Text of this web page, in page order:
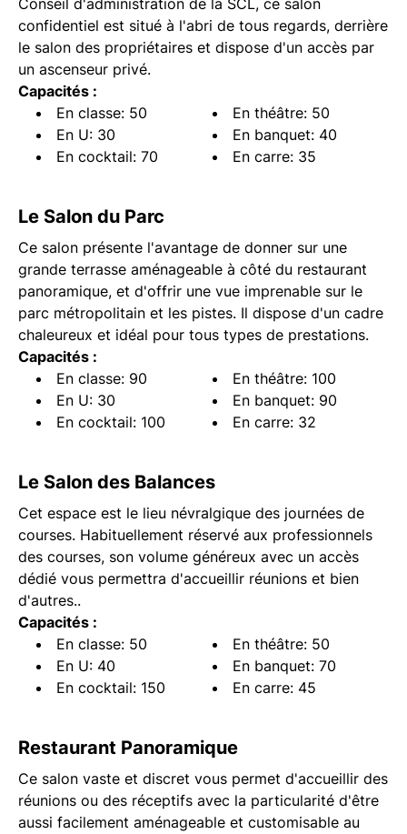
Conseil d'administration de la SCL, ce salon
confidentiel est situé à l'abri de tous regards, derrière
le salon des propriétaires et dispose d'un accès par
un ascenseur privé.
Capacités :
En classe: 50
En théâtre: 50
En U: 30
En banquet: 40
En cocktail: 70
En carre: 35
Le Salon du Parc
Ce salon présente l'avantage de donner sur une
grande terrasse aménageable à côté du restaurant
panoramique, et d'offrir une vue imprenable sur le
parc métropolitain et les pistes. Il dispose d'un cadre
chaleureux et idéal pour tous types de prestations.
Capacités :
En classe: 90
En théâtre: 100
En U: 30
En banquet: 90
En cocktail: 100
En carre: 32
Le Salon des Balances
Cet espace est le lieu névralgique des journées de
courses. Habituellement réservé aux professionnels
des courses, son volume généreux avec un accès
dédié vous permettra d'accueillir réunions et bien
d'autres..
Capacités :
En classe: 50
En théâtre: 50
En U: 40
En banquet: 70
En cocktail: 150
En carre: 45
Restaurant Panoramique
Ce salon vaste et discret vous permet d'accueillir des
réunions ou des réceptifs avec la particularité d'être
aussi facilement aménageable et customisable au